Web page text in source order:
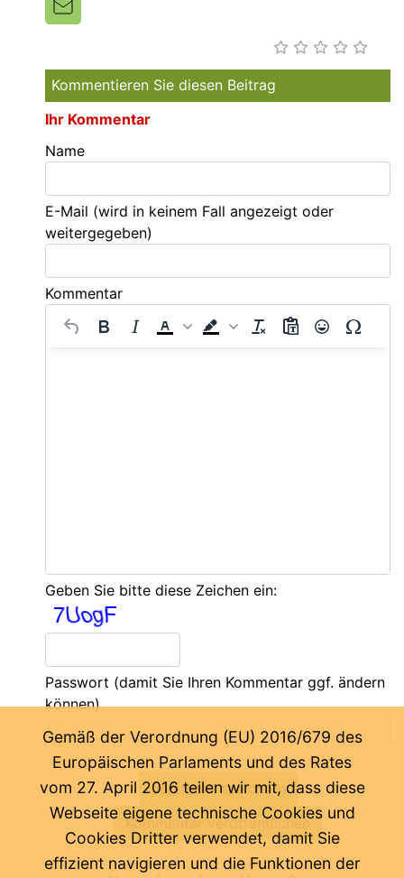
Kommentieren Sie diesen Beitrag
Ihr Kommentar
Name
E-Mail (wird in keinem Fall angezeigt oder
weitergegeben)
Kommentar
Geben Sie bitte diese Zeichen ein:
Passwort (damit Sie Ihren Kommentar ggf. ändern
können)
Gemäß der Verordnung (EU) 2016/679 des
Europäischen Parlaments und des Rates
vom 27. April 2016 teilen wir mit, dass diese
Webseite eigene technische Cookies und
Cookies Dritter verwendet, damit Sie
effizient navigieren und die Funktionen der